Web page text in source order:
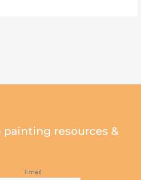
painting resources &
Email